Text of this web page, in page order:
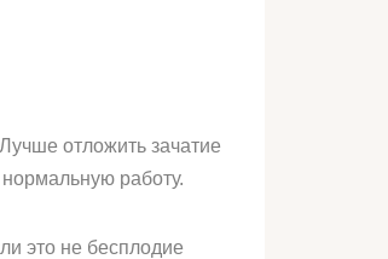
отложить зачатие
работу.
это не бесплодие